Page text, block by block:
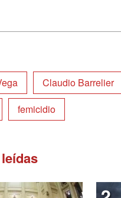
Claudio Barrelier
femicidio